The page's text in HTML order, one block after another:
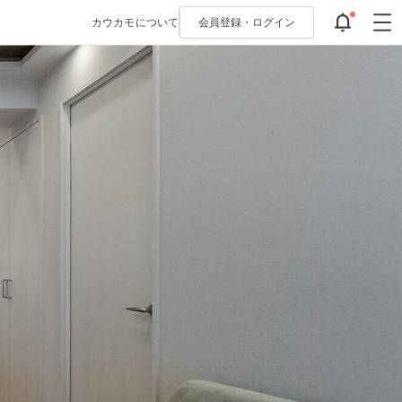
カウカモについて 会員登録・ ログイン